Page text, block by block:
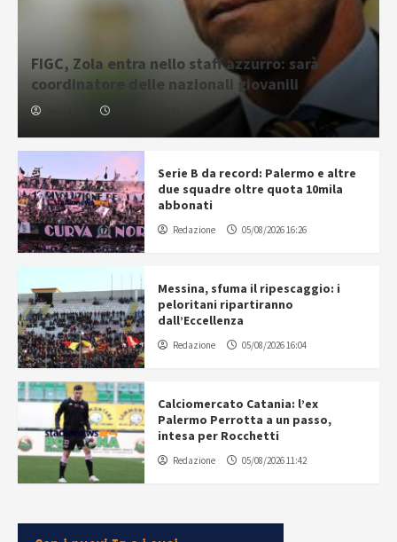
FIGC, Zola entra nello staff azzurro: sarà
coordinatore delle nazionali giovanili
Serie B da record: Palermo e altre
due squadre oltre quota 10mila
abbonati
Redazione 05/08/2026 16:26
Messina, sfuma il ripescaggio: i
peloritani ripartiranno
dall’Eccellenza
Redazione 05/08/2026 16:04
Calciomercato Catania: l’ex
Palermo Perrotta a un passo,
intesa per Rocchetti
Redazione 05/08/2026 11:42